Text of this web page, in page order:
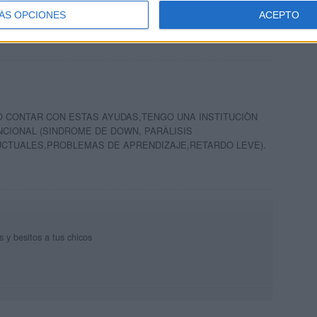
OPCIONES ACEPTO
¿Podriáis darme una solución? Gracias.
CON ESTAS AYUDAS,TENGO UNA INSTITUCIÒN
(SINDROME DE DOWN, PARÀLISIS
DE APRENDIZAJE,RETARDO LEVE).
y besitos a tus chicos